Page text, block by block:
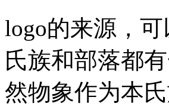
logo的来源，
氏族和部落都
然物象作为本